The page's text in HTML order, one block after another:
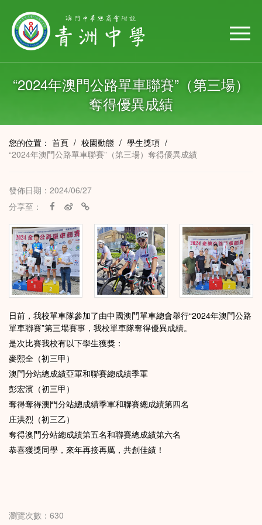
“2024年澳門公路單車聯賽”（第三場）
奪得優異成績
您的位置： 首頁 / 校園動態 / 學生獎項 /
“2024年澳門公路單車聯賽”（第三場）奪得優異成績
發佈日期：2024/06/27
分享至：
日前，我校單車隊參加了由中國澳門單車總會舉行“2024年澳門公路
單車聯賽”第三場賽事，我校單車隊奪得優異成績。
是次比賽我校有以下學生獲獎：
麥熙全（初三甲）
澳門分站總成績亞軍和聯賽總成績季軍
彭宏濱（初三甲）
奪得奪得澳門分站總成績季軍和聯賽總成績第四名
庄洪烈（初三乙）
奪得澳門分站總成績第五名和聯賽總成績第六名
恭喜獲獎同學，來年再接再厲，共創佳績！
瀏覽次數：630